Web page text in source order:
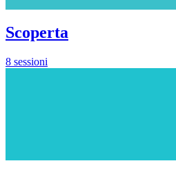
Scoperta
8 sessioni